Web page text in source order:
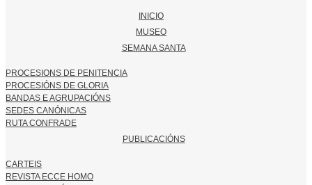
INICIO
MUSEO
SEMANA SANTA
PROCESIONS DE PENITENCIA
PROCESIÓNS DE GLORIA
BANDAS E AGRUPACIÓNS
SEDES CANÓNICAS
RUTA CONFRADE
PUBLICACIÓNS
CARTEIS
REVISTA ECCE HOMO